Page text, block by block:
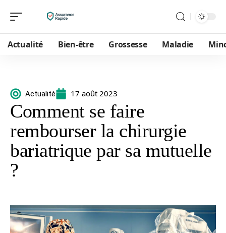
Actualité Bien-être Grossesse Maladie
Actualité 17 août 2023
Comment se faire
rembourser la chirurgie
bariatrique par sa mutuelle
?